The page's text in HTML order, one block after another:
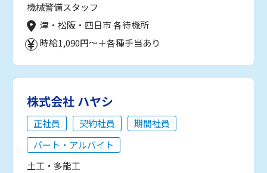
機械警備スタッフ
津・松阪・四日市 各待機所
時給1,090円～＋各種手当あり
株式会社 ハヤシ
正社員 契約社員
期間社員
パート・アルバイト
土工・多能工